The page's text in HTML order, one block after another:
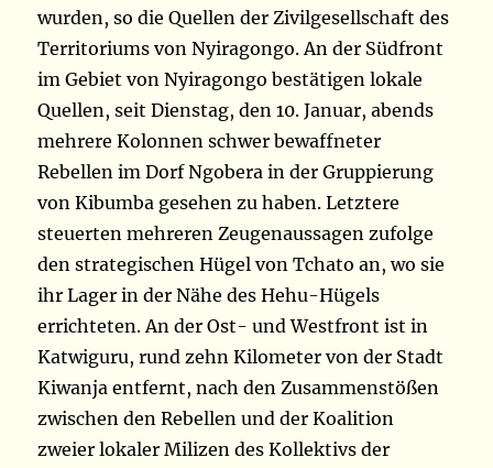
wurden, so die Quellen der Zivilgesellschaft des
Territoriums von Nyiragongo. An der Südfront
im Gebiet von Nyiragongo bestätigen lokale
Quellen, seit Dienstag, den 10. Januar, abends
mehrere Kolonnen schwer bewaffneter
Rebellen im Dorf Ngobera in der Gruppierung
von Kibumba gesehen zu haben. Letztere
steuerten mehreren Zeugenaussagen zufolge
den strategischen Hügel von Tchato an, wo sie
ihr Lager in der Nähe des Hehu-Hügels
errichteten. An der Ost- und Westfront ist in
Katwiguru, rund zehn Kilometer von der Stadt
Kiwanja entfernt, nach den Zusammenstößen
zwischen den Rebellen und der Koalition
zweier lokaler Milizen des Kollektivs der